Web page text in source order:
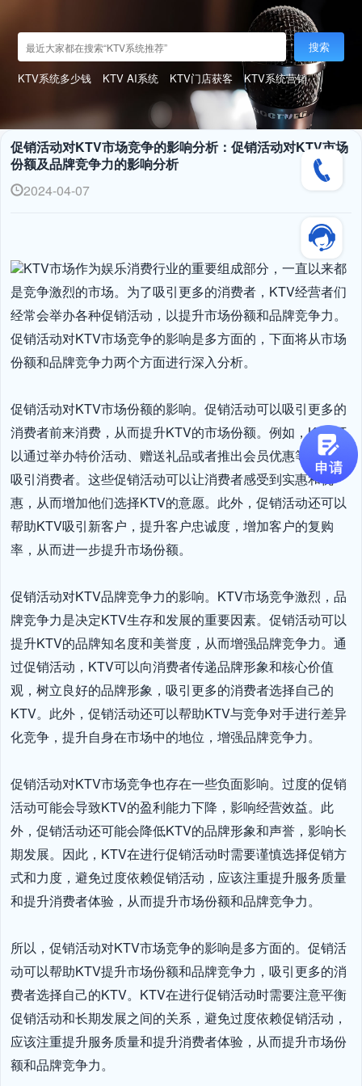
搜索
KTV系统多少钱 KTV AI系统 KTV门店获客 KTV系统营销
促销活动对KTV市场竞争的影响分析：促销活动对KTV市场
份额及品牌竞争力的影响分析
2024-04-07
KTV市场作为娱乐消费行业的重要组成部分，一直以来都
是竞争激烈的市场。为了吸引更多的消费者，KTV经营者们
经常会举办各种促销活动，以提升市场份额和品牌竞争力。
促销活动对KTV市场竞争的影响是多方面的，下面将从市场
份额和品牌竞争力两个方面进行深入分析。
促销活动对KTV市场份额的影响。促销活动可以吸引更多的
消费者前来消费，从而提升KTV的市场份额。例如，KTV可
以通过举办特价活动、赠送礼品或者推出会员优惠等方式来
吸引消费者。这些促销活动可以让消费者感受到实惠和优
惠，从而增加他们选择KTV的意愿。此外，促销活动还可以
帮助KTV吸引新客户，提升客户忠诚度，增加客户的复购
率，从而进一步提升市场份额。
促销活动对KTV品牌竞争力的影响。KTV市场竞争激烈，品
牌竞争力是决定KTV生存和发展的重要因素。促销活动可以
提升KTV的品牌知名度和美誉度，从而增强品牌竞争力。通
过促销活动，KTV可以向消费者传递品牌形象和核心价值
观，树立良好的品牌形象，吸引更多的消费者选择自己的
KTV。此外，促销活动还可以帮助KTV与竞争对手进行差异
化竞争，提升自身在市场中的地位，增强品牌竞争力。
促销活动对KTV市场竞争也存在一些负面影响。过度的促销
活动可能会导致KTV的盈利能力下降，影响经营效益。此
外，促销活动还可能会降低KTV的品牌形象和声誉，影响长
期发展。因此，KTV在进行促销活动时需要谨慎选择促销方
式和力度，避免过度依赖促销活动，应该注重提升服务质量
和提升消费者体验，从而提升市场份额和品牌竞争力。
所以，促销活动对KTV市场竞争的影响是多方面的。促销活
动可以帮助KTV提升市场份额和品牌竞争力，吸引更多的消
费者选择自己的KTV。KTV在进行促销活动时需要注意平衡
促销活动和长期发展之间的关系，避免过度依赖促销活动，
应该注重提升服务质量和提升消费者体验，从而提升市场份
额和品牌竞争力。